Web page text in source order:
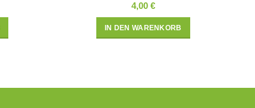
4,00 €
IN DEN WARENKORB